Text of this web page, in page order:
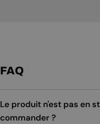
FAQ
Le produit n'est pas en
commander ?